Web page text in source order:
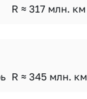
R ≈ 317 млн. км
R ≈ 345 млн. км